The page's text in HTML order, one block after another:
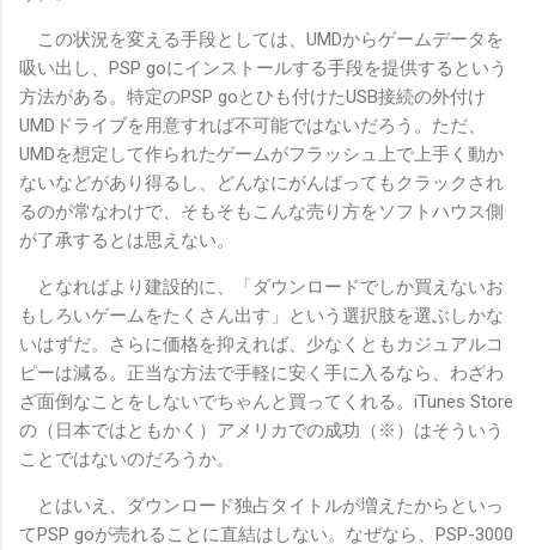
この状況を変える手段としては、UMDからゲームデータを
吸い出し、PSP goにインストールする手段を提供するという
方法がある。特定のPSP goとひも付けたUSB接続の外付け
UMDドライブを用意すれば不可能ではないだろう。ただ、
UMDを想定して作られたゲームがフラッシュ上で上手く動か
ないなどがあり得るし、どんなにがんばってもクラックされ
るのが常なわけで、そもそもこんな売り方をソフトハウス側
が了承するとは思えない。
となればより建設的に、「ダウンロードでしか買えないお
もしろいゲームをたくさん出す」という選択肢を選ぶしかな
いはずだ。さらに価格を抑えれば、少なくともカジュアルコ
ピーは減る。正当な方法で手軽に安く手に入るなら、わざわ
ざ面倒なことをしないでちゃんと買ってくれる。iTunes Store
の（日本ではともかく）アメリカでの成功（※）はそういう
ことではないのだろうか。
とはいえ、ダウンロード独占タイトルが増えたからといっ
てPSP goが売れることに直結はしない。なぜなら、PSP-3000